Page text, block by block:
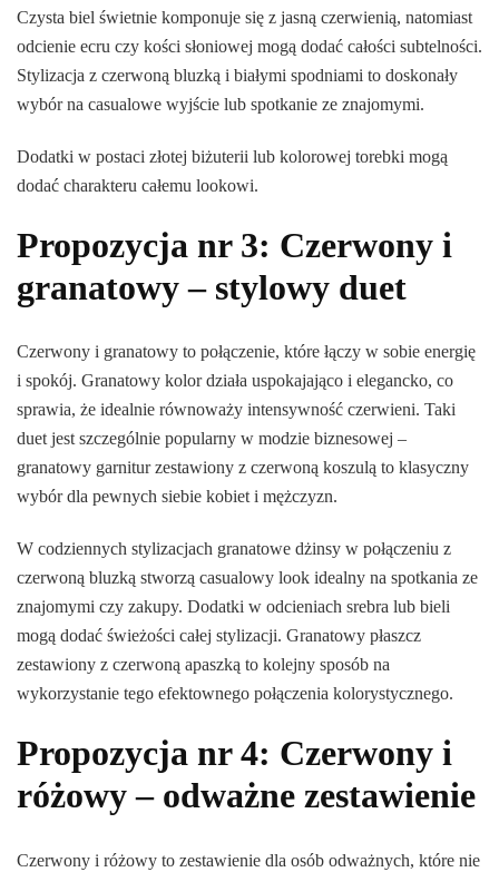
Czysta biel świetnie komponuje się z jasną czerwienią, natomiast
odcienie ecru czy kości słoniowej mogą dodać całości subtelności.
Stylizacja z czerwoną bluzką i białymi spodniami to doskonały
wybór na casualowe wyjście lub spotkanie ze znajomymi.
Dodatki w postaci złotej biżuterii lub kolorowej torebki mogą
dodać charakteru całemu lookowi.
Propozycja nr 3: Czerwony i
granatowy – stylowy duet
Czerwony i granatowy to połączenie, które łączy w sobie energię
i spokój. Granatowy kolor działa uspokajająco i elegancko, co
sprawia, że idealnie równoważy intensywność czerwieni. Taki
duet jest szczególnie popularny w modzie biznesowej –
granatowy garnitur zestawiony z czerwoną koszulą to klasyczny
wybór dla pewnych siebie kobiet i mężczyzn.
W codziennych stylizacjach granatowe dżinsy w połączeniu z
czerwoną bluzką stworzą casualowy look idealny na spotkania ze
znajomymi czy zakupy. Dodatki w odcieniach srebra lub bieli
mogą dodać świeżości całej stylizacji. Granatowy płaszcz
zestawiony z czerwoną apaszką to kolejny sposób na
wykorzystanie tego efektownego połączenia kolorystycznego.
Propozycja nr 4: Czerwony i
różowy – odważne zestawienie
Czerwony i różowy to zestawienie dla osób odważnych, które nie